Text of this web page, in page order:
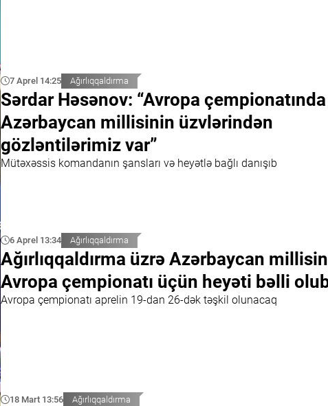
7 Aprel 14:25 Ağırlıqqaldırma
Sərdar Həsənov: “Avropa çempionatında
Azərbaycan millisinin üzvlərindən
gözləntilərimiz var”
Mütəxəssis komandanın şansları və heyətlə bağlı danışıb
6 Aprel 13:34 Ağırlıqqaldırma
Ağırlıqqaldırma üzrə Azərbaycan
Avropa çempionatı üçün heyəti bəlli
Avropa çempionatı aprelin 19-dan 26-dək təşkil olunacaq
18 Mart 13:56 Ağırlıqqaldırma